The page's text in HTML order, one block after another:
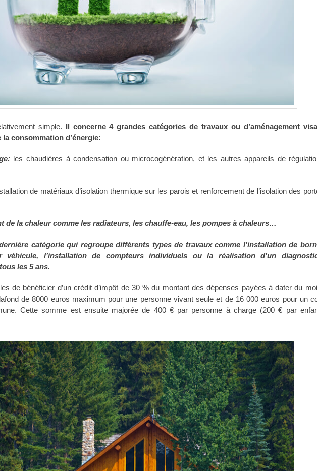
simple. Il concerne 4 grandes catégories de travaux ou d’aménagement
consommation d’énergie:
les chaudières à condensation ou microcogénération, et les autres appareils de
de matériaux d’isolation thermique sur les parois et renforcement de l’isolation des
de la chaleur comme les radiateurs, les chauffe-eau, les pompes à chaleurs…
catégorie qui regroupe différents types de travaux comme l’installation de
véhicule, l’installation de compteurs individuels ou la réalisation d’un
les 5 ans.
de bénéficier d’un crédit d’impôt de 30 % du montant des dépenses payées à dater du
de 8000 euros maximum pour une personne vivant seule et de 16 000 euros pour un
Cette somme est ensuite majorée de 400 € par personne à charge (200 € par